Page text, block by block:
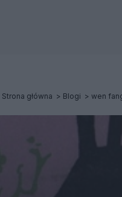
Strona główna Blogi wen